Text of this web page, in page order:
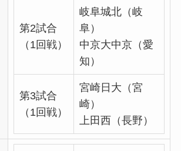
第2試合
（1回戦）
岐阜城北（岐
阜）
中京大中京（愛
知）
第3試合
（1回戦）
宮崎日大（宮
崎）
上田西（長野）